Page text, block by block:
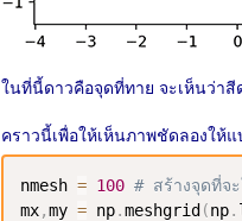
ในที่นี้ดาวคือจุดที่ทาย จะเห็นว่า
คราวนี้เพื่อให้เห็นภาพชัดลองให้
nmesh = 100 # สร้างจุดที่จ
mx,my = np.meshgrid (np.